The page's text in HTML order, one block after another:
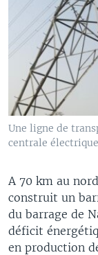
Une ligne de
centrale
A 70 km au
construit un
du barrage de
déficit
en production